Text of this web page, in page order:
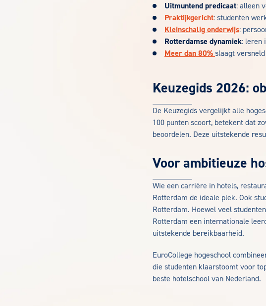
Uitmuntend predicaat: alleen
Praktijkgericht: studenten
Kleinschalig onderwijs:
Rotterdamse dynamiek: leren
Meer dan 80% slaagt versneld
Keuzegids 2026:
De Keuzegids vergelijkt alle
100 punten scoort, betekent dat
beoordelen. Deze uitstekende
Voor ambitieuze
Wie een carrière in hotels,
Rotterdam de ideale plek. Ook
Rotterdam. Hoewel veel
Rotterdam een internationale
uitstekende bereikbaarheid.
EuroCollege hogeschool
die studenten klaarstoomt voor
beste hotelschool van Nederland.